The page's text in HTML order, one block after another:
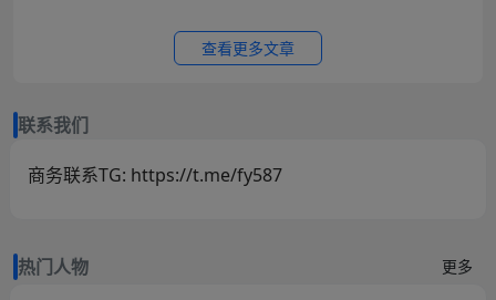
查看更多文章
联系我们
商务联系TG: https://t.me/fy587
热门人物 更多